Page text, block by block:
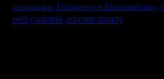
ultramaraton Uniwersytet Ekonomiczny
odżywianie zdrowe zasady